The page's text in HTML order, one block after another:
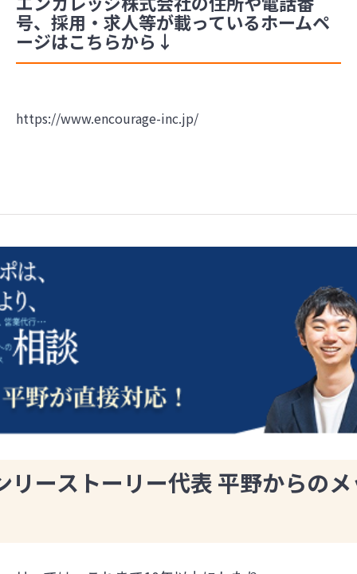
号、採用・求人等が載っているホームペ
ージはこちらから↓
https://www.encourage-inc.jp/
リーストーリー代表 平野からの